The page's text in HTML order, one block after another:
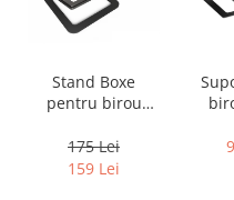
Stand Boxe
pentru birou
175 Lei
159 Lei